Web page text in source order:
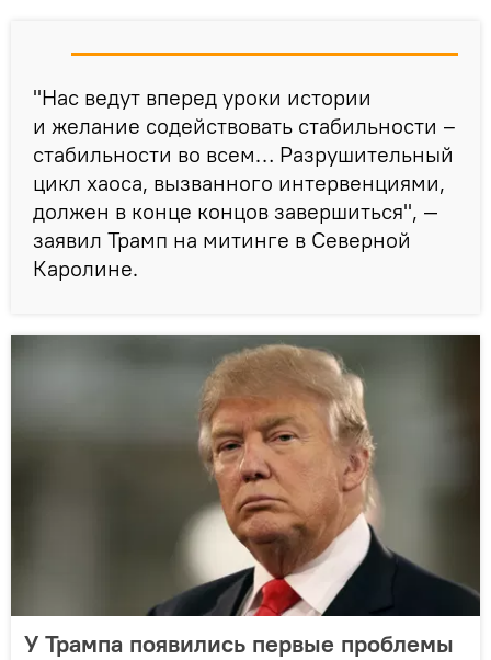
"Нас ведут вперед уроки истории
и желание содействовать стабильности –
стабильности во всем… Разрушительный
цикл хаоса, вызванного интервенциями,
должен в конце концов завершиться", —
заявил Трамп на митинге в Северной
Каролине.
У Трампа появились первые проблемы